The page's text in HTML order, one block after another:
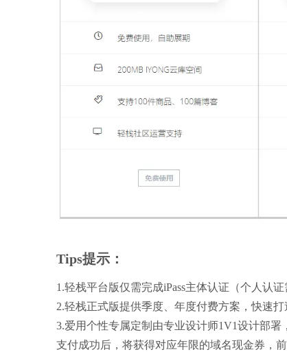
Tips提示：
1.轻栈平台版仅需完成iPass主体认证（个人认
2.轻栈正式版提供季度、年度付费方案，快速打
3.爱用个性专属定制由专业设计师1V1设计部
支付成功后，将获得对应年限的域名现金券，